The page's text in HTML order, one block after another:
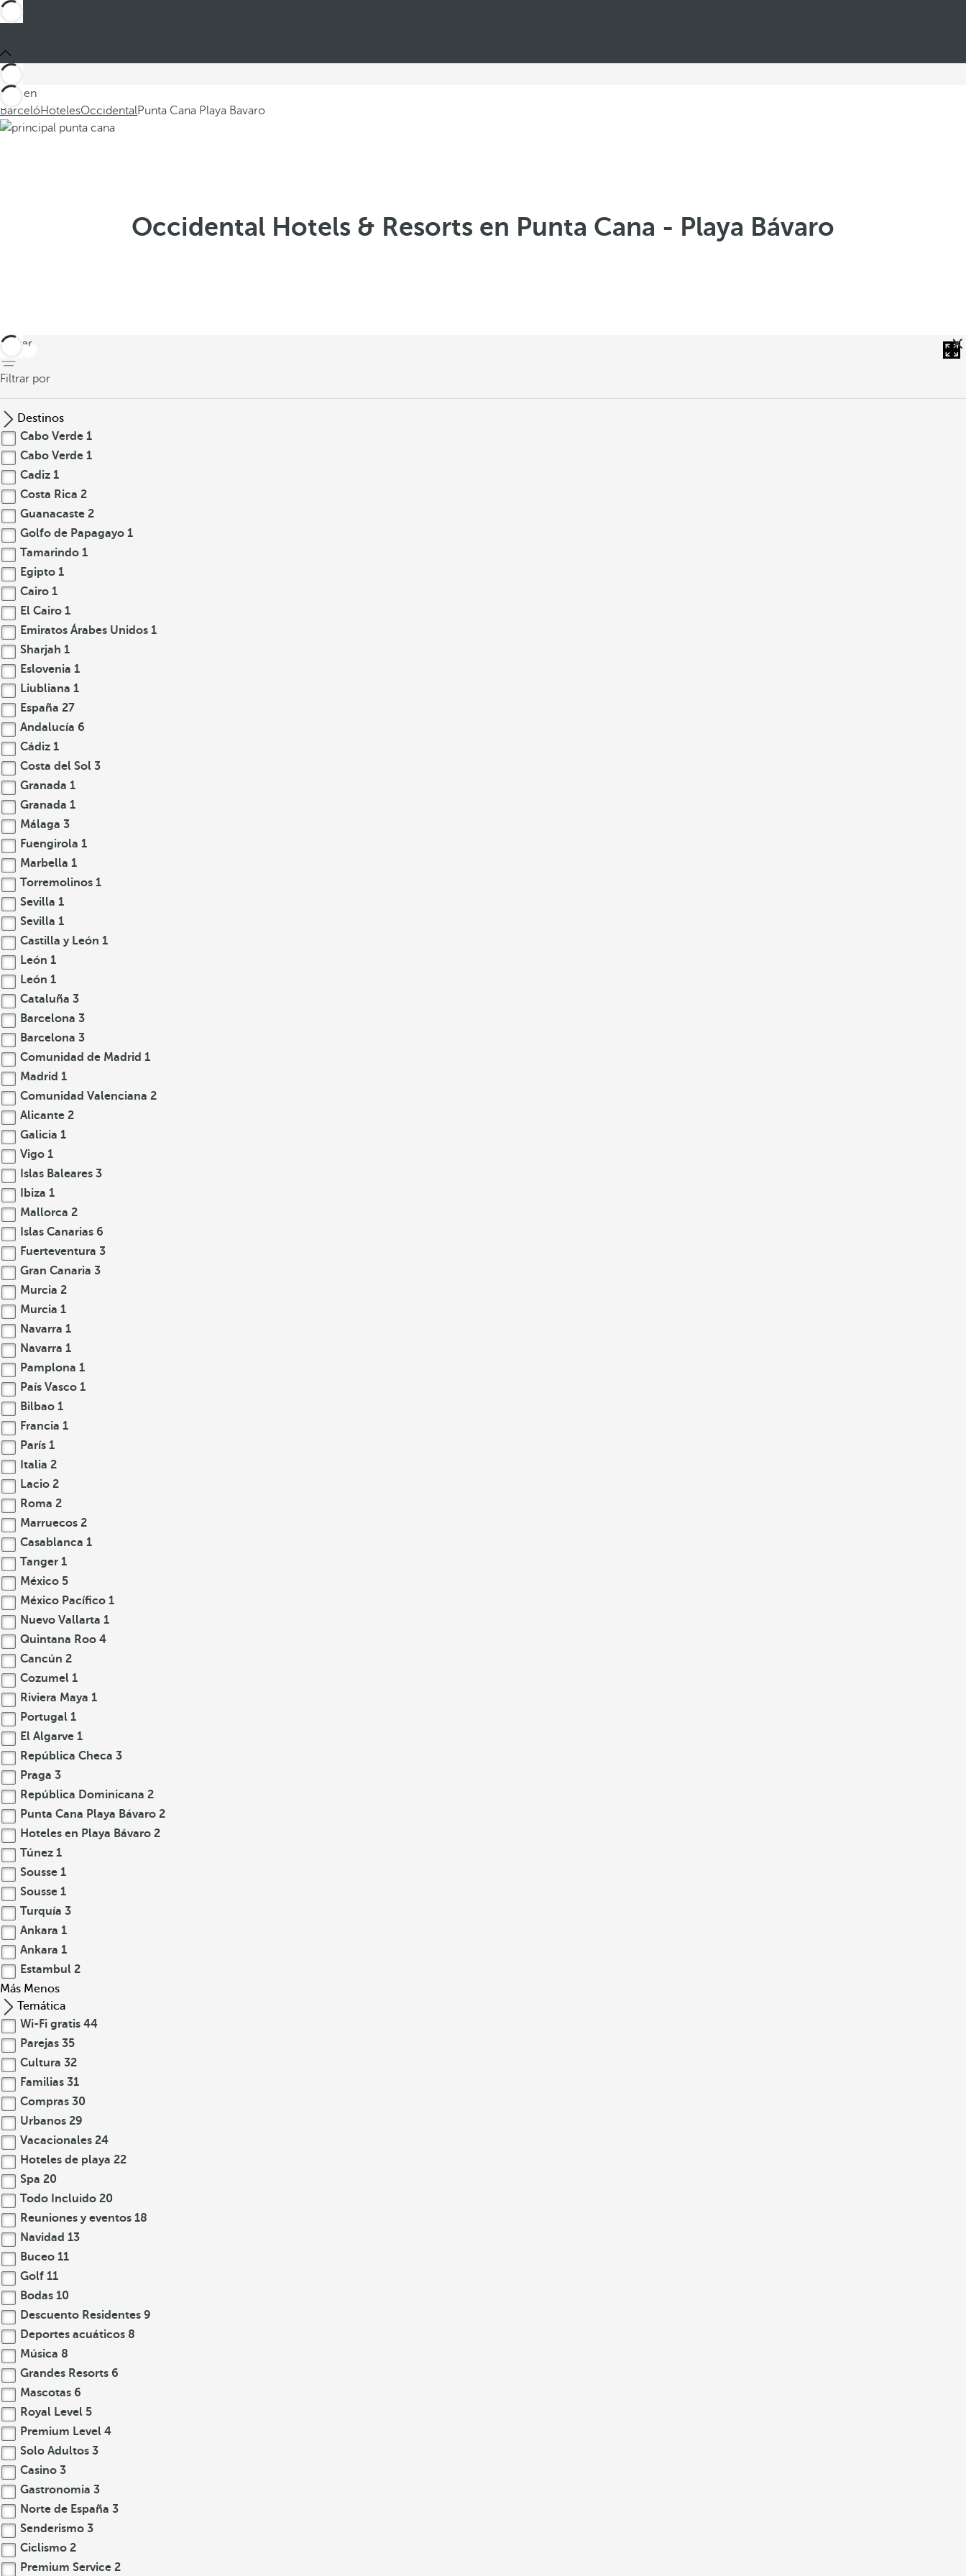
Está en
BarcelóHotelesOccidentalPunta Cana Playa Bavaro
Occidental Hotels & Resorts en Punta Cana - Playa Bávaro
volver
Filtrar por
Destinos
Cabo Verde 1
Cabo Verde 1
Cadiz 1
Costa Rica 2
Guanacaste 2
Golfo de Papagayo 1
Tamarindo 1
Egipto 1
Cairo 1
El Cairo 1
Emiratos Árabes Unidos 1
Sharjah 1
Eslovenia 1
Liubliana 1
España 27
Andalucía 6
Cádiz 1
Costa del Sol 3
Granada 1
Granada 1
Málaga 3
Fuengirola 1
Marbella 1
Torremolinos 1
Sevilla 1
Sevilla 1
Castilla y León 1
León 1
León 1
Cataluña 3
Barcelona 3
Barcelona 3
Comunidad de Madrid 1
Madrid 1
Comunidad Valenciana 2
Alicante 2
Galicia 1
Vigo 1
Islas Baleares 3
Ibiza 1
Mallorca 2
Islas Canarias 6
Fuerteventura 3
Gran Canaria 3
Murcia 2
Murcia 1
Navarra 1
Navarra 1
Pamplona 1
País Vasco 1
Bilbao 1
Francia 1
París 1
Italia 2
Lacio 2
Roma 2
Marruecos 2
Casablanca 1
Tanger 1
México 5
México Pacífico 1
Nuevo Vallarta 1
Quintana Roo 4
Cancún 2
Cozumel 1
Riviera Maya 1
Portugal 1
El Algarve 1
República Checa 3
Praga 3
República Dominicana 2
Punta Cana Playa Bávaro 2
Hoteles en Playa Bávaro 2
Túnez 1
Sousse 1
Sousse 1
Turquía 3
Ankara 1
Ankara 1
Estambul 2
Más Menos
Temática
Wi-Fi gratis 44
Parejas 35
Cultura 32
Familias 31
Compras 30
Urbanos 29
Vacacionales 24
Hoteles de playa 22
Spa 20
Todo Incluido 20
Reuniones y eventos 18
Navidad 13
Buceo 11
Golf 11
Bodas 10
Descuento Residentes 9
Deportes acuáticos 8
Música 8
Grandes Resorts 6
Mascotas 6
Royal Level 5
Premium Level 4
Solo Adultos 3
Casino 3
Gastronomia 3
Norte de España 3
Senderismo 3
Ciclismo 2
Premium Service 2